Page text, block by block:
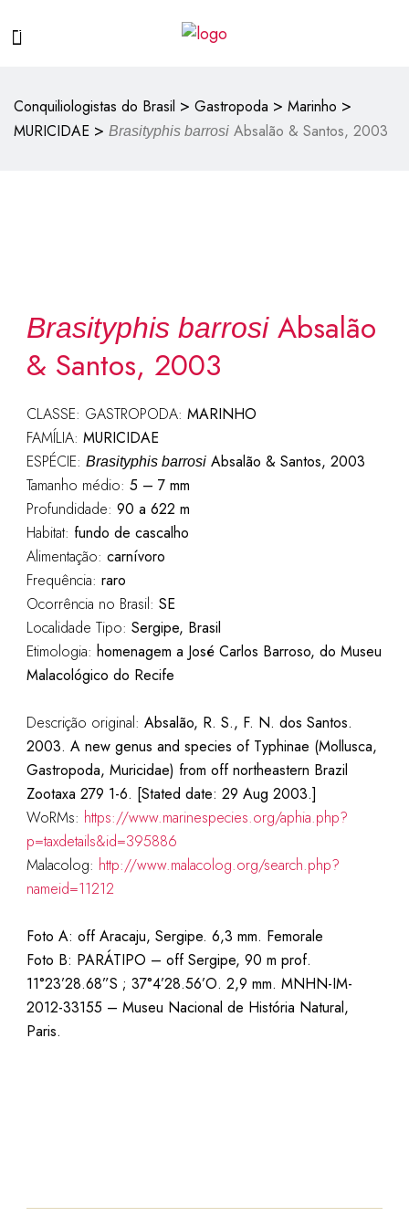
Conquiliologistas do Brasil > Gastropoda > Marinho >
MURICIDAE > Brasityphis barrosi Absalão & Santos, 2003
Brasityphis barrosiAbsalão
& Santos, 2003
CLASSE: GASTROPODA: MARINHO
FAMÍLIA: MURICIDAE
ESPÉCIE: Brasityphis barrosiAbsalão & Santos, 2003
Tamanho médio: 5 – 7 mm
Profundidade: 90 a 622 m
Habitat: fundo de cascalho
Alimentação: carnívoro
Frequência: raro
Ocorrência no Brasil: SE
Localidade Tipo: Sergipe, Brasil
Etimologia: homenagem a José Carlos Barroso, do Museu
Malacológico do Recife
Descrição original: Absalão, R. S., F. N. dos Santos.
2003. A new genus and species of Typhinae (Mollusca,
Gastropoda, Muricidae) from off northeastern Brazil
Zootaxa 279 1-6. [Stated date: 29 Aug 2003.]
WoRMs: https://www.marinespecies.org/aphia.php?
p=taxdetails&id=395886
Malacolog: http://www.malacolog.org/search.php?
nameid=11212
Foto A: off Aracaju, Sergipe. 6,3 mm. Femorale
Foto B: PARÁTIPO – off Sergipe, 90 m prof.
11°23’28.68”S ; 37°4’28.56’O. 2,9 mm. MNHN-IM-
2012-33155 – Museu Nacional de História Natural,
Paris.